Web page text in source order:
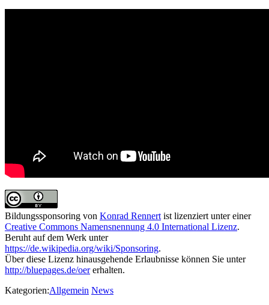
Bildungssponsoring von Konrad Rennertist lizenziert unter einer
Creative Commons Namensnennung 4.0 International Lizenz.
Beruht auf dem Werk unter
https://de.wikipedia.org/wiki/Sponsoring.
Über diese Lizenz hinausgehende Erlaubnisse können Sie unter
http://bluepages.de/oererhalten.
Kategorien:Allgemein News